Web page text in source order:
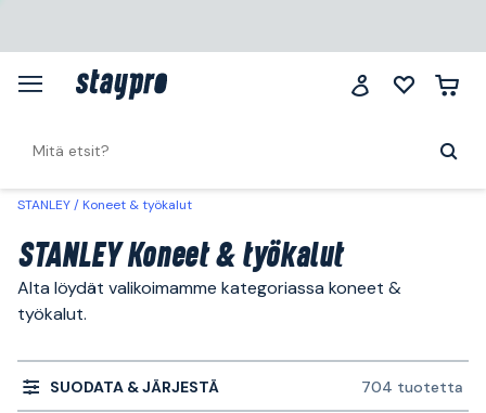
STANLEY Koneet & työkalut
STANLEY Koneet & työkalut
Alta löydät valikoimamme kategoriassa koneet &
työkalut.
SUODATA & JÄRJESTÄ 704 tuotetta